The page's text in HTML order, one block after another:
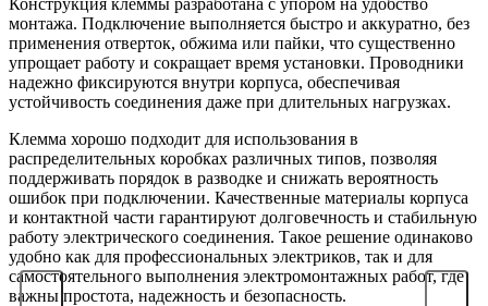
монтажа. Подключение выполняется быстро и аккуратно, без
применения отверток, обжима или пайки, что существенно
упрощает работу и сокращает время установки. Проводники
надежно фиксируются внутри корпуса, обеспечивая
устойчивость соединения даже при длительных нагрузках.
Клемма хорошо подходит для использования в
распределительных коробках различных типов, позволяя
поддерживать порядок в разводке и снижать вероятность
ошибок при подключении. Качественные материалы корпуса
и контактной части гарантируют долговечность и стабильную
работу электрического соединения. Такое решение одинаково
удобно как для профессиональных электриков, так и для
самостоятельного выполнения электромонтажных работ, где
важны простота, надежность и безопасность.